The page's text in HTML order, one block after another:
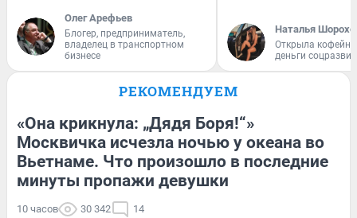
Олег Арефьев
Блогер, предприниматель,
владелец в транспортном
бизнесе
Наталья
Открыла
деньги
РЕКОМЕНДУЕМ
«Она крикнула: „Дядя Боря!“»
Москвичка исчезла ночью у океана во
Вьетнаме. Что произошло в последние
минуты пропажи девушки
10 часов 30 342 14